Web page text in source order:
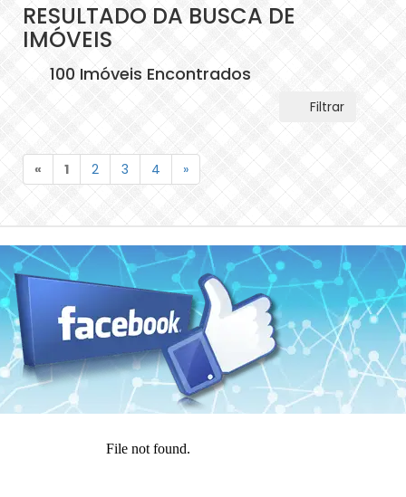
RESULTADO DA BUSCA DE
IMÓVEIS
100 Imóveis Encontrados
Filtrar
« 1 2 3 4 »